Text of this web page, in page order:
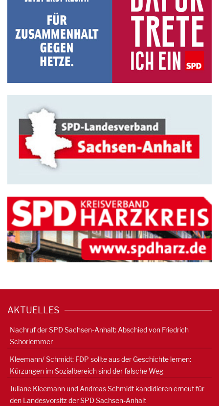
AKTUELLES
Nachruf der SPD Sachsen-Anhalt: Abschied von Friedrich
Schorlemmer
Kleemann/ Schmidt: FDP sollte aus der Geschichte lernen:
Kürzungen im Sozialbereich sind der falsche Weg
Juliane Kleemann und Andreas Schmidt kandidieren erneut für
den Landesvorsitz der SPD Sachsen-Anhalt